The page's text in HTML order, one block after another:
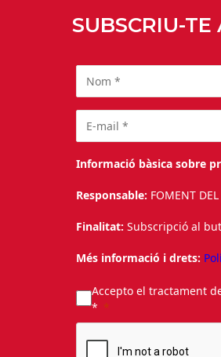
SUBSCRIU-TE
Informació bàsica sobre
Responsable: FOMENT
Finalitat: Subscripció al
Més informació i drets:
Accepto el tractament
*